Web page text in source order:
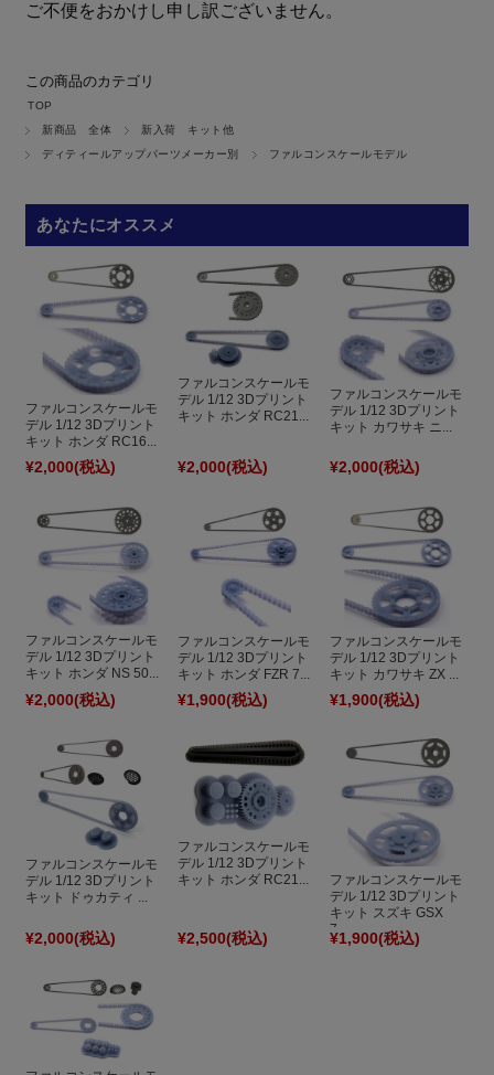
ご不便をおかけし申し訳ございません。
この商品のカテゴリ
TOP
新商品 全体
新入荷 キット他
ディティールアップパーツメーカー別
ファルコンスケールモデル
あなたにオススメ
ファルコンスケールモ
デル 1/12 3Dプリント
キット ホンダ RC16...
¥2,000(税込)
ファルコンスケールモ
デル 1/12 3Dプリント
キット ホンダ RC21...
¥2,000(税込)
ファルコンスケールモ
デル 1/12 3Dプリント
キット カワサキ ニ...
¥2,000(税込)
ファルコンスケールモ
デル 1/12 3Dプリント
キット ホンダ NS 50...
¥2,000(税込)
ファルコンスケールモ
デル 1/12 3Dプリント
キット ホンダ FZR 7...
¥1,900(税込)
ファルコンスケールモ
デル 1/12 3Dプリント
キット カワサキ ZX ...
¥1,900(税込)
ファルコンスケールモ
デル 1/12 3Dプリント
キット ドゥカティ ...
¥2,000(税込)
ファルコンスケールモ
デル 1/12 3Dプリント
キット ホンダ RC21...
¥2,500(税込)
ファルコンスケールモ
デル 1/12 3Dプリント
キット スズキ GSX
7...
¥1,900(税込)